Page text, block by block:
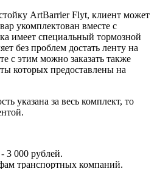
ArtBarrier Flyt, клиент может
укомплектован вместе с
имеет специальный тормозной
без проблем достать ленту на
с этим можно заказать также
которых предоставлены на
указана за весь комплект, то
3 000 рублей.
транспортных компаний.